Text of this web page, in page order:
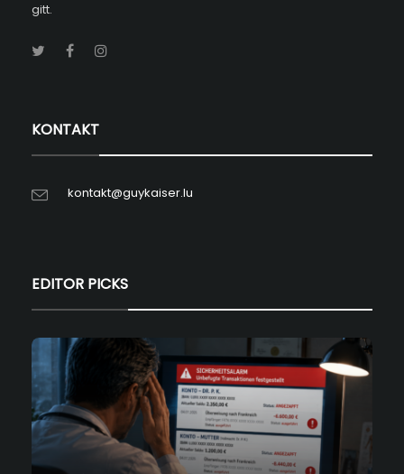
gitt.
KONTAKT
kontakt@guykaiser.lu
EDITOR PICKS